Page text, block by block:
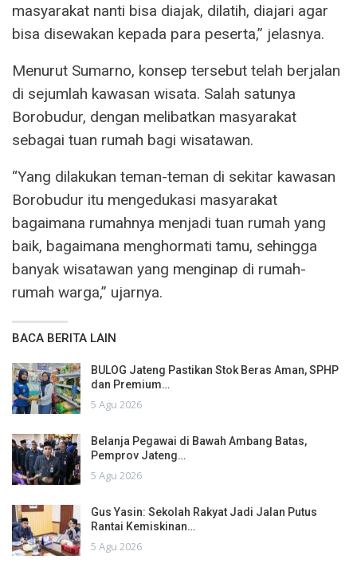
masyarakat nanti bisa diajak, dilatih, diajari agar
bisa disewakan kepada para peserta,” jelasnya.
Menurut Sumarno, konsep tersebut telah berjalan
di sejumlah kawasan wisata. Salah satunya
Borobudur, dengan melibatkan masyarakat
sebagai tuan rumah bagi wisatawan.
“Yang dilakukan teman-teman di sekitar kawasan
Borobudur itu mengedukasi masyarakat
bagaimana rumahnya menjadi tuan rumah yang
baik, bagaimana menghormati tamu, sehingga
banyak wisatawan yang menginap di rumah-
rumah warga,” ujarnya.
BACA BERITA LAIN
BULOG Jateng Pastikan Stok Beras Aman, SPHP
dan Premium…
5 Agu 2026
Belanja Pegawai di Bawah Ambang Batas,
Pemprov Jateng…
5 Agu 2026
Gus Yasin: Sekolah Rakyat Jadi Jalan Putus
Rantai Kemiskinan…
5 Agu 2026